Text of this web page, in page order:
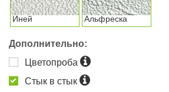
Иней Альфреска
Дополнительно:
Цветопроба
Стык в стык